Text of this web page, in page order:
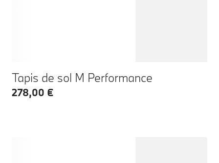
Tapis de sol M Performance
278,00 €